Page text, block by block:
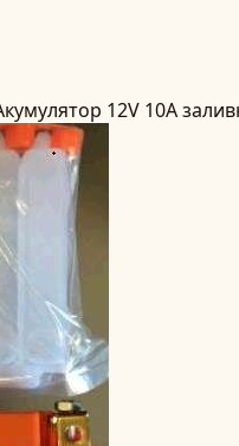
12V 10А